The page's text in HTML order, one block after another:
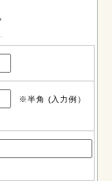
※半角 (入力例）